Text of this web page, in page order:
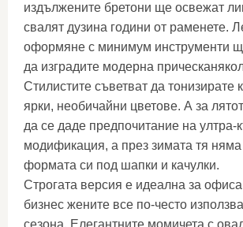
издължените бретони ще освежат
свалят дузина години от раменете.
оформяне с минимум инструменти
да изградите модерна
Стилистите съветват да тонизирате
ярки, необичайни цветове. А за
да се даде предпочитание на ултра-
модификация, а през зимата тя няма
формата си под шапки и качулки.
Строгата версия е идеална за
бизнес жените все по-често